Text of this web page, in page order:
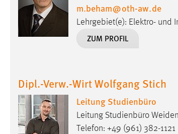
m.beham@oth-aw.de
Lehrgebiet(e): Elektro- und
ZUM PROFIL
Dipl.-Verw.-Wirt Wolfgang Stich
Leitung Studienbüro
Leitung Studienbüro Weiden
Telefon: +49 (961) 382-1121
EXTERNE MEDIEN
YouTube
Vimeo